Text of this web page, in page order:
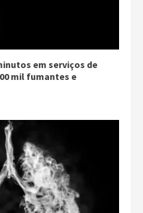
em serviços de
mil fumantes e